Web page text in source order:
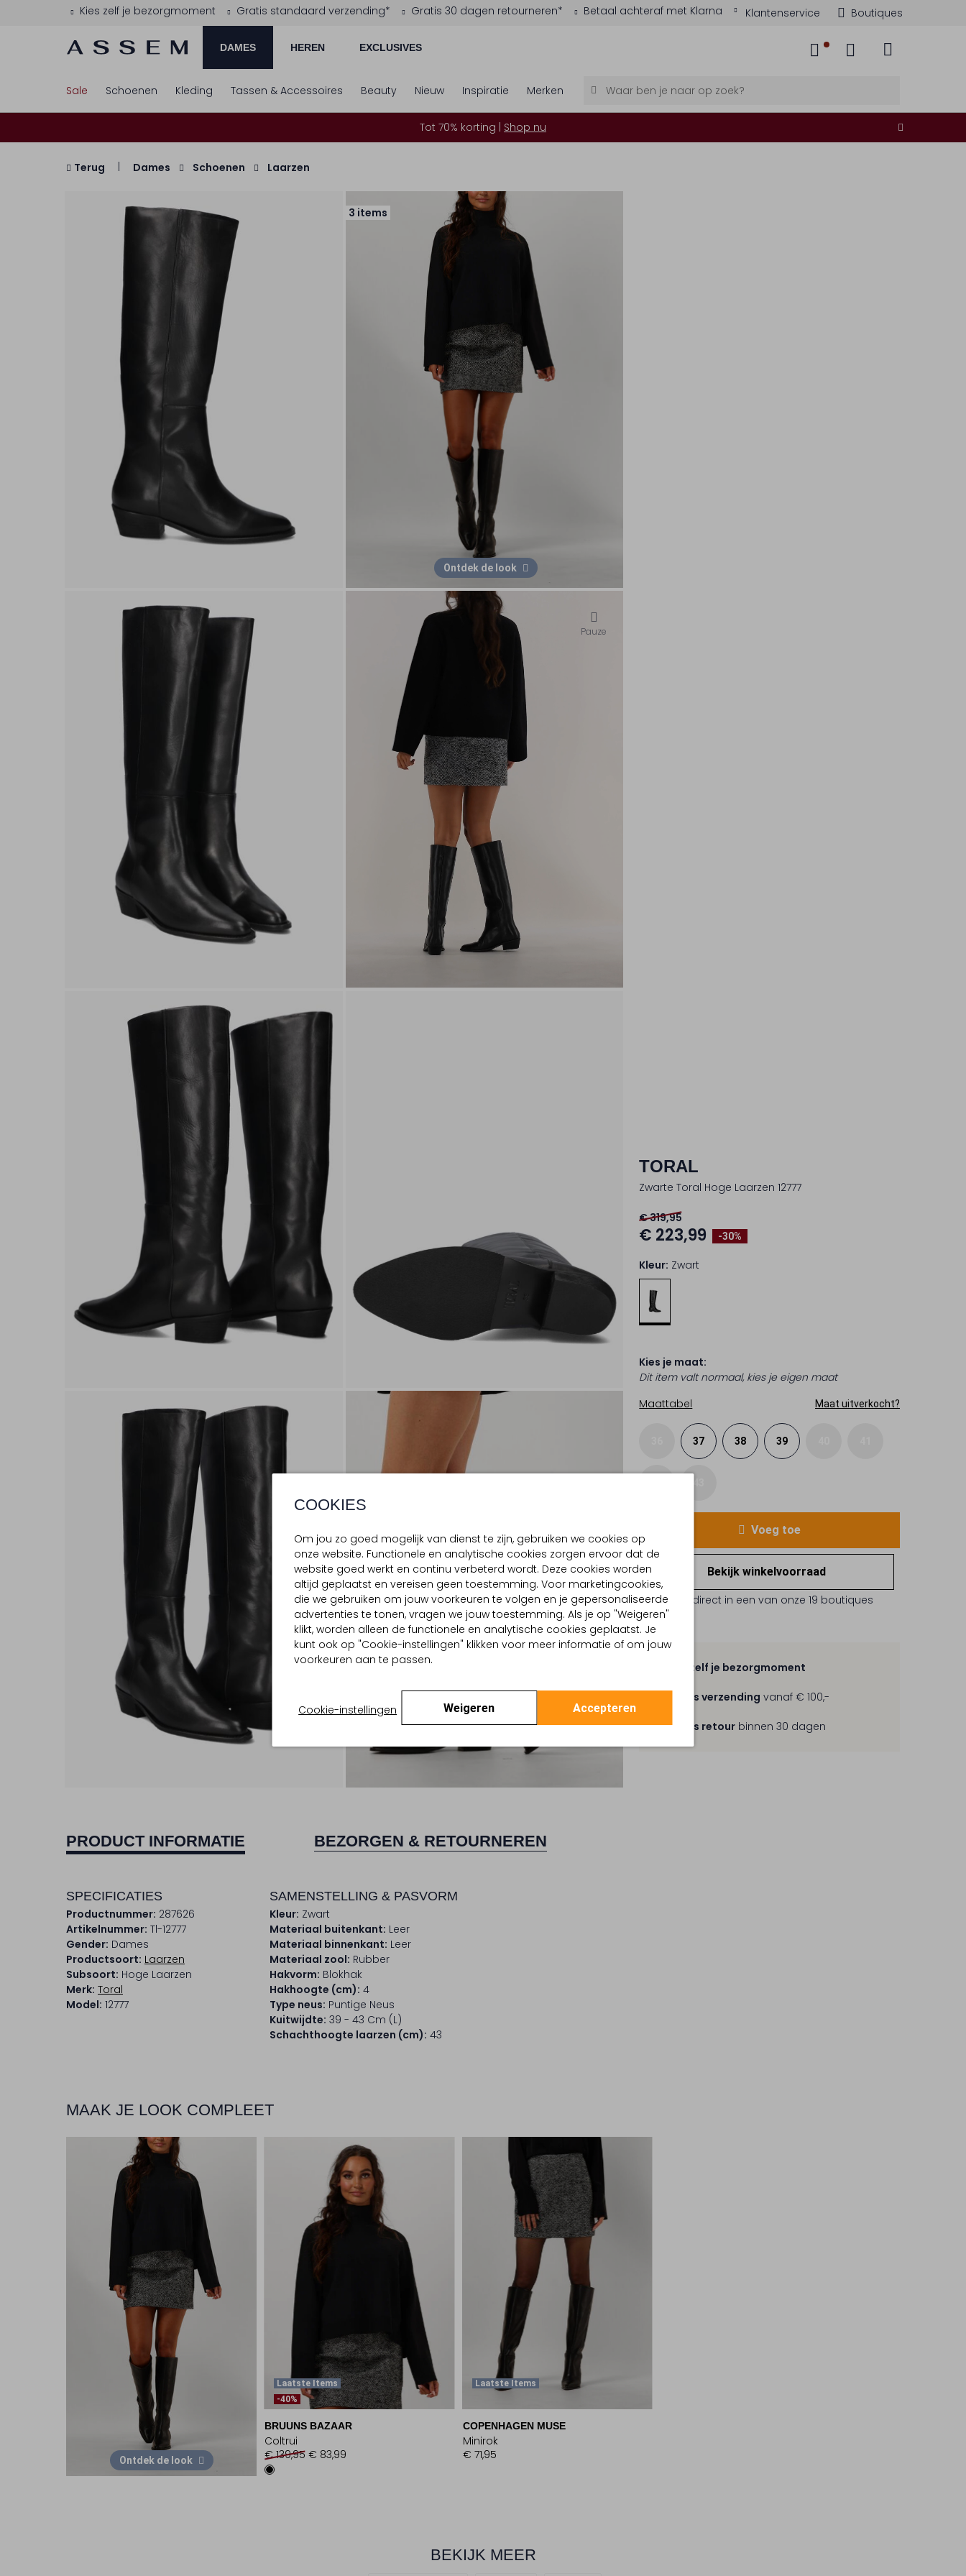
Kies zelf je bezorgmoment Gratis standaard verzending* Gratis 30 dagen retourneren* Betaal achteraf met Klarna Klantenservice Boutiques
DAMES HEREN EXCLUSIVES
COOKIES
Om jou zo goed mogelijk van dienst te zijn, gebruiken we cookies op
onze website. Functionele en analytische cookies zorgen ervoor dat de
website goed werkt en continu verbeterd wordt. Deze cookies worden
altijd geplaatst en vereisen geen toestemming. Voor marketingcookies,
die we gebruiken om jouw voorkeuren te volgen en je gepersonaliseerde
advertenties te tonen, vragen we jouw toestemming. Als je op "Weigeren"
klikt, worden alleen de functionele en analytische cookies geplaatst. Je
kunt ook op "Cookie-instellingen" klikken voor meer informatie of om jouw
voorkeuren aan te passen.
Cookie-instellingen Weigeren Accepteren
Sale Schoenen Kleding Tassen & Accessoires Beauty Nieuw Inspiratie Merken
Tot 70% korting | Shop nu
Terug Dames Schoenen Laarzen
3 items
Ontdek de look
Pauze
TORAL
Zwarte Toral Hoge Laarzen 12777
-30%
€ 319,95
€ 223,99
Kleur: Zwart
Kies je maat:
Dit item valt normaal, kies je eigen maat
Maattabel
Maat uitverkocht?
37 38 39
Voeg toe
Bekijk winkelvoorraad
Reserveer direct in een van onze 19 boutiques
Kies zelf je bezorgmoment
Gratis verzending vanaf € 100,-
Gratis retour binnen 30 dagen
PRODUCT INFORMATIE BEZORGEN & RETOURNEREN
SPECIFICATIES
Productnummer: 287626
Artikelnummer: Tl-12777
Gender: Dames
Productsoort: Laarzen
Subsoort: Hoge Laarzen
Merk: Toral
Model: 12777
SAMENSTELLING & PASVORM
Kleur: Zwart
Materiaal buitenkant: Leer
Materiaal binnenkant: Leer
Materiaal zool: Rubber
Hakvorm: Blokhak
Hakhoogte (cm): 4
Type neus: Puntige Neus
Kuitwijdte: 39 - 43 Cm (l)
Schachthoogte laarzen (cm): 43
MAAK JE LOOK COMPLEET
Ontdek de look
Laatste Items
-40%
BRUUNS BAZAAR
Coltrui
€ 139,95 € 83,99
Laatste Items
COPENHAGEN MUSE
Minirok
€ 71,95
BEKIJK MEER